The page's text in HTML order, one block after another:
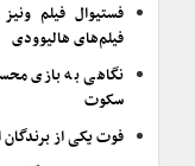
فیلم‌های هالیوودی
نگاهی به بازی
سکوت
فوت یکی از